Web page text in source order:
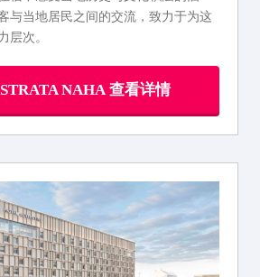
与当地居民之间的交流，致力于为这
层次。
NAHA 查看详情